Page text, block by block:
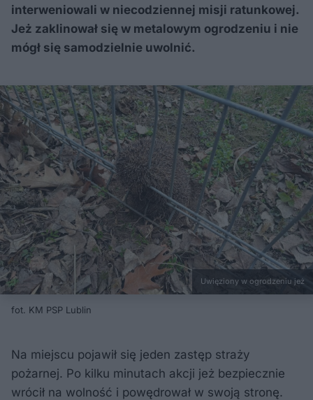
interweniowali w niecodziennej misji ratunkowej.
Jeż zaklinował się w metalowym ogrodzeniu i nie
mógł się samodzielnie uwolnić.
Uwięziony w ogrodzeniu jeż
fot. KM PSP Lublin
Na miejscu pojawił się jeden zastęp straży
pożarnej. Po kilku minutach akcji jeż bezpiecznie
wrócił na wolność i powędrował w swoją stronę.